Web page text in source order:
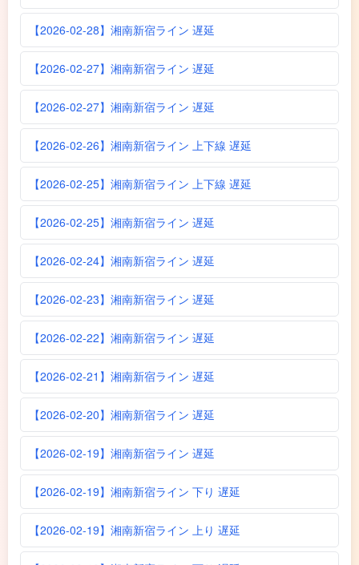
【2026-02-28】湘南新宿ライン 遅延
【2026-02-27】湘南新宿ライン 遅延
【2026-02-27】湘南新宿ライン 遅延
【2026-02-26】湘南新宿ライン 上下線 遅延
【2026-02-25】湘南新宿ライン 上下線 遅延
【2026-02-25】湘南新宿ライン 遅延
【2026-02-24】湘南新宿ライン 遅延
【2026-02-23】湘南新宿ライン 遅延
【2026-02-22】湘南新宿ライン 遅延
【2026-02-21】湘南新宿ライン 遅延
【2026-02-20】湘南新宿ライン 遅延
【2026-02-19】湘南新宿ライン 遅延
【2026-02-19】湘南新宿ライン 下り 遅延
【2026-02-19】湘南新宿ライン 上り 遅延